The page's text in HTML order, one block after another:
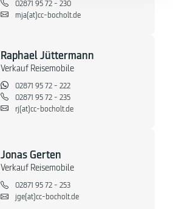
02871 95 72 - 230
mja(at)cc-bocholt.de
Raphael Jüttermann
Verkauf Reisemobile
02871 95 72 - 222
02871 95 72 - 235
rj(at)cc-bocholt.de
Jonas Gerten
Verkauf Reisemobile
02871 95 72 - 253
jge(at)cc-bocholt.de